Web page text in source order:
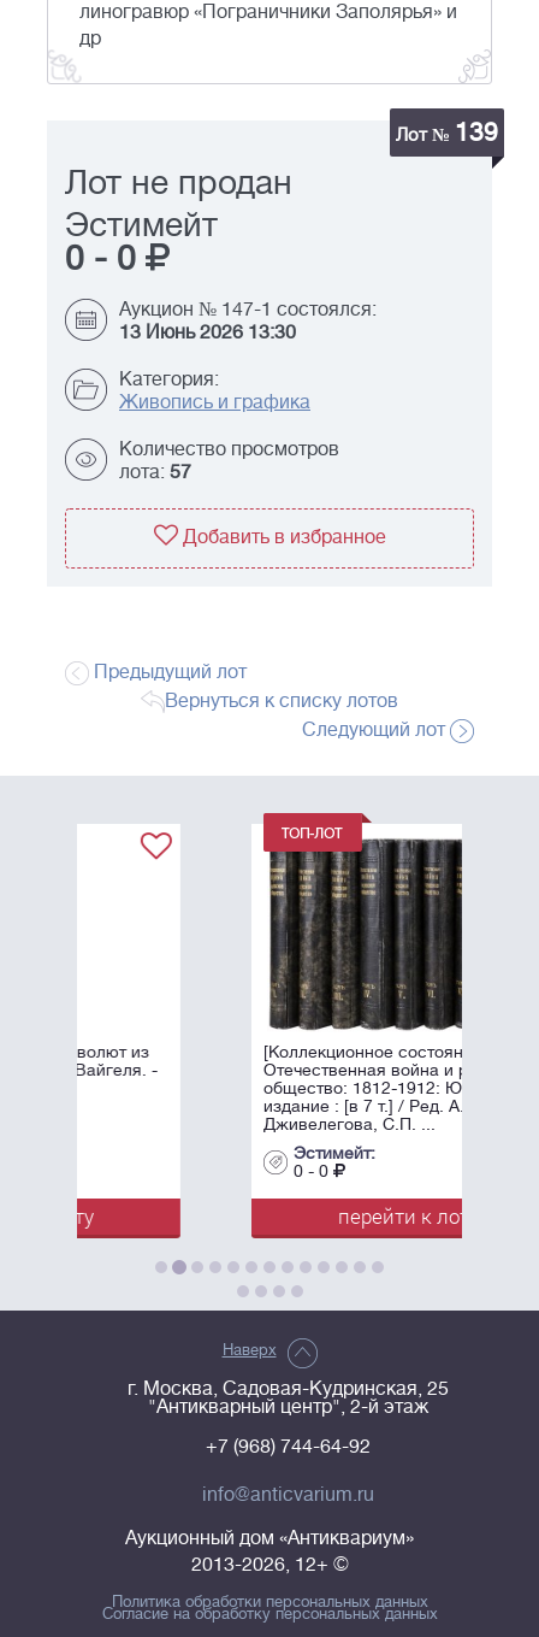
линогравюр «Пограничники Заполярья» и
др
Лот № 139
Лот не продан
Эстимейт
0 - 0
Аукцион № 147-1 состоялся:
13 Июнь 2026 13:30
Категория:
Живопись и графика
Количество просмотров
лота: 57
Добавить в избранное
Предыдущий лот
Вернуться к списку лотов
Следующий лот
[Коллекционное состояние].
Отечественная война и русское
общество: 1812-1912: Юбилейное
издание : [в 7 т.] / Ред. А.К.
Дживелегова, С.П. ...
перейти к лоту
Наверх
г. Москва, Садовая-Кудринская, 25
"Антикварный центр", 2-й этаж
+7 (968) 744-64-92
info@anticvarium.ru
Аукционный дом «Антиквариум»
2013-2026, 12+ ©
Политика обработки персональных данных
Согласие на обработку персональных данных